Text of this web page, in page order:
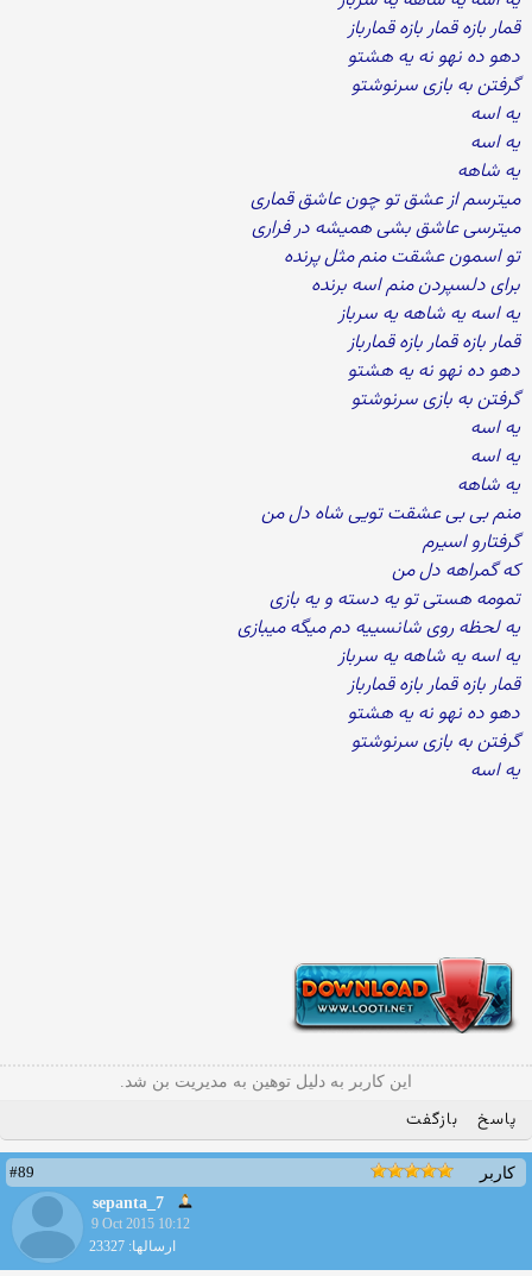
قمار بازه قمار بازه قمارباز
دهو ده نهو نه یه هشتو
گرفتن به بازی سرنوشتو
یه اسه
یه اسه
یه شاهه
میترسم از عشق تو چون عاشق قماری
میترسی عاشق بشی همیشه در فراری
تو اسمون عشقت منم مثل پرنده
برای دلسپردن منم اسه برنده
یه اسه یه شاهه یه سرباز
قمار بازه قمار بازه قمارباز
دهو ده نهو نه یه هشتو
گرفتن به بازی سرنوشتو
یه اسه
یه اسه
یه شاهه
منم بی بی عشقت تویی شاه دل من
گرفتارو اسیرم
که گمراهه دل من
تمومه هستی تو یه دسته و یه بازی
یه لحظه روی شانسییه دم میگه میبازی
یه اسه یه شاهه یه سرباز
قمار بازه قمار بازه قمارباز
دهو ده نهو نه یه هشتو
گرفتن به بازی سرنوشتو
یه اسه
این کاربر به دلیل توهین به مدیریت بن شد.
پاسخ بازگفت
کاربر
#89
sepanta_7
9 Oct 2015 10:12
ارسالها: 23327